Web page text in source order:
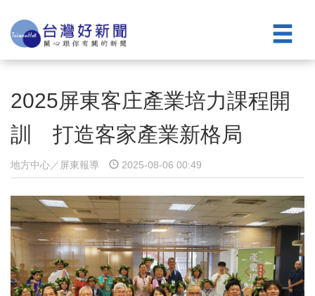
2025屏東客庄產業培力課程開
訓 打造客家產業新格局
地方中心／屏東報導 2025-08-06 00:49